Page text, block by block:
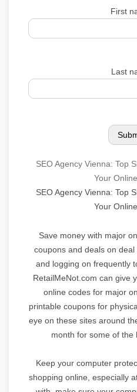
First
Last
SEO Agency Vienna: Top
Your
SEO Agency Vienna: Top
Your
Save money with major
coupons and deals on
and logging on frequently
RetailMeNot.com can give
online codes for major
printable coupons for
eye on these sites around
month for some of the
Keep your computer
shopping online, especially